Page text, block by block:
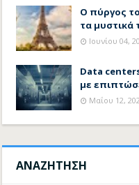
Ο πύργος
τα μυστικά
Ιουνίου 04,
Data
με
Μαΐου 12,
ΑΝΑΖΗΤΗΣΗ